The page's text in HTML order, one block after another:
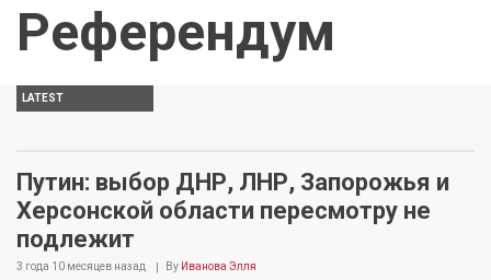
Референдум
LATEST
Путин: выбор ДНР, ЛНР, Запорожья и
Херсонской области пересмотру не
подлежит
3 года 10 месяцев назад By Иванова Элля